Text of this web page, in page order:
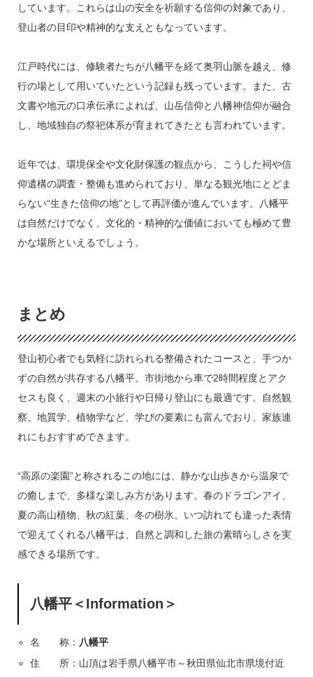
しています。これらは山の安全を祈願する信仰の対象であり、
登山者の目印や精神的な支えともなっています。
江戸時代には、修験者たちが八幡平を経て奥羽山脈を越え、修
行の場として用いていたという記録も残っています。また、古
文書や地元の口承伝承によれば、山岳信仰と八幡神信仰が融合
し、地域独自の祭祀体系が育まれてきたとも言われています。
近年では、環境保全や文化財保護の観点から、こうした祠や信
仰遺構の調査・整備も進められており、単なる観光地にとどま
らない“生きた信仰の地”として再評価が進んでいます。八幡平
は自然だけでなく、文化的・精神的な価値においても極めて豊
かな場所といえるでしょう。
まとめ
登山初心者でも気軽に訪れられる整備されたコースと、手つか
ずの自然が共存する八幡平。市街地から車で2時間程度とアク
セスも良く、週末の小旅行や日帰り登山にも最適です。自然観
察、地質学、植物学など、学びの要素にも富んでおり、家族連
れにもおすすめできます。
“高原の楽園”と称されるこの地には、静かな山歩きから温泉で
の癒しまで、多様な楽しみ方があります。春のドラゴンアイ、
夏の高山植物、秋の紅葉、冬の樹氷。いつ訪れても違った表情
で迎えてくれる八幡平は、自然と調和した旅の素晴らしさを実
感できる場所です。
八幡平＜Information＞
名 称： 八幡平
住 所：山頂は岩手県八幡平市～秋田県仙北市県境付近